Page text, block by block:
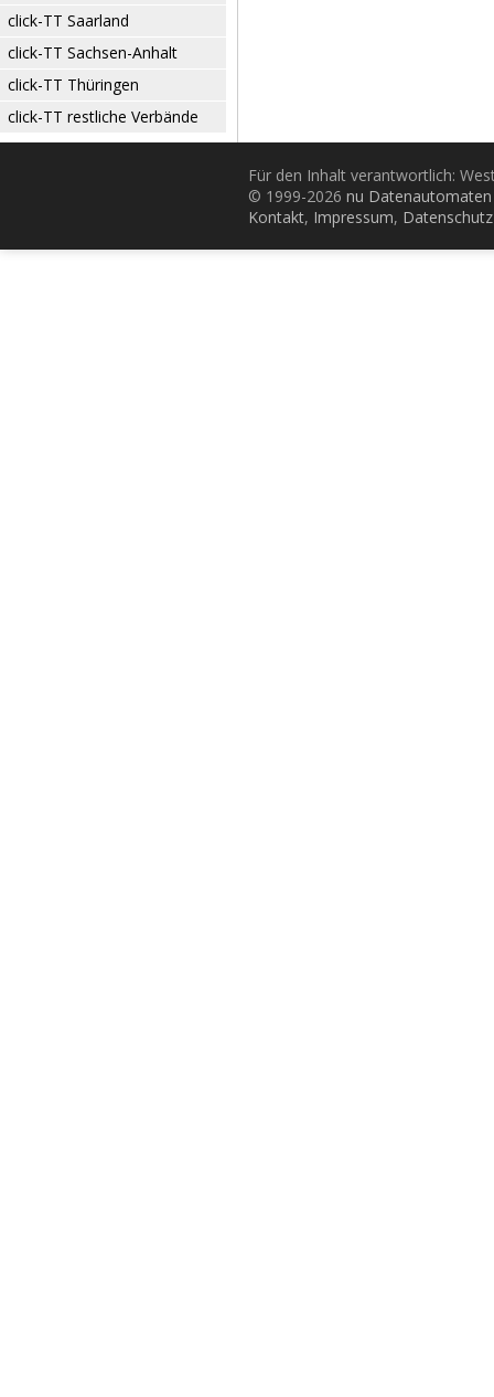
click-TT Saarland
click-TT Sachsen-Anhalt
click-TT Thüringen
click-TT restliche Verbände
Für den Inhalt verantwortlich:
© 1999-2026 nu
Kontakt, Impressum, Datenschutz